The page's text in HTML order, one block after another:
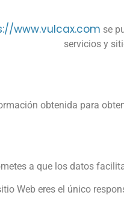
www.vulcax.com se
servicios y
obtenida para
a que los datos
Web eres el único